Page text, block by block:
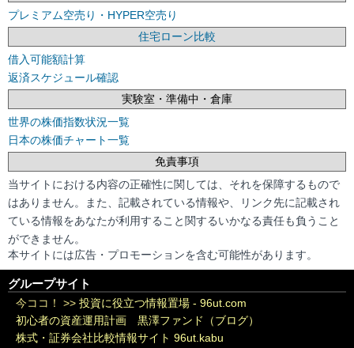
プレミアム空売り・HYPER空売り
住宅ローン比較
借入可能額計算
返済スケジュール確認
実験室・準備中・倉庫
世界の株価指数状況一覧
日本の株価チャート一覧
免責事項
当サイトにおける内容の正確性に関しては、それを保障するもので
はありません。また、記載されている情報や、リンク先に記載され
ている情報をあなたが利用すること関するいかなる責任も負うこと
ができません。
本サイトには広告・プロモーションを含む可能性があります。
グループサイト
今ココ！ >> 投資に役立つ情報置場 - 96ut.com
初心者の資産運用計画 黒澤ファンド（ブログ）
株式・証券会社比較情報サイト 96ut.kabu